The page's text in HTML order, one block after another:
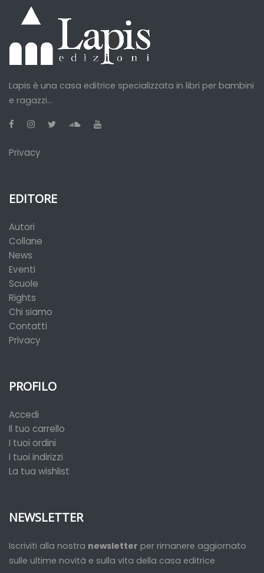
Lapis è una casa editrice specializzata in libri per bambini
e ragazzi...
Privacy
EDITORE
Autori
Collane
News
Eventi
Scuole
Rights
Chi siamo
Contatti
Privacy
PROFILO
Accedi
Il tuo carrello
I tuoi ordini
I tuoi indirizzi
La tua wishlist
NEWSLETTER
Iscriviti alla nostra newsletter per rimanere aggiornato
sulle ultime novità e sulla vita della casa editrice